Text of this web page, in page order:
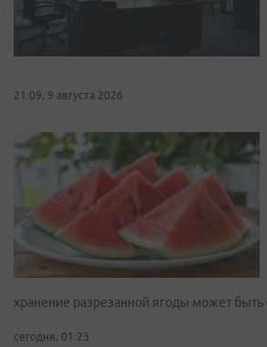
21:09, 9 августа 2026
хранение разрезанной ягоды может
сегодня, 01:23